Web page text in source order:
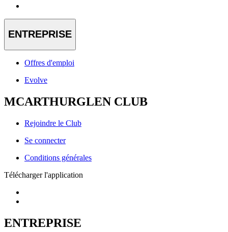
ENTREPRISE
Offres d'emploi
Evolve
MCARTHURGLEN CLUB
Rejoindre le Club
Se connecter
Conditions générales
Télécharger l'application
ENTREPRISE